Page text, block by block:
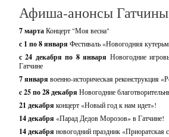
Афиша-анонсы Гатчины
7 мартаКонцерт "Моя весна"
с 1 по 8 января Фестиваль «Новогодняя
с 24 декабря по 8 января Новогодние
Гатчине
7 января военно-историческая реконструкция
c 25 по 28 декабря Новогодние
21 декабря концерт «Новый год к нам идет»!
14 декабря «Парад Дедов Морозов» в Гатчине!
14 декабря новогодний праздник «Приоратская